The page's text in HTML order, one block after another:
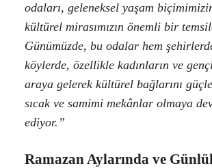
odaları, geleneksel yaşam
kültürel mirasımızın önemli bir
Günümüzde, bu odalar hem
köylerde, özellikle kadınların ve
araya gelerek kültürel bağlarını
sıcak ve samimi mekânlar olmaya
ediyor.”
Ramazan Aylarında ve